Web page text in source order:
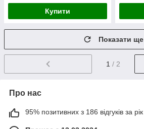
Купити
Показати ще
1 / 2
Про нас
95% позитивних з 186 відгуків за рік